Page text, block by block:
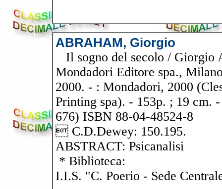
ABRAHAM, Giorgio
Il sogno del secolo / Giorgio
Mondadori Editore spa.,
2000. - : Mondadori, 2000
Printing spa). - 153p. ; 19 cm.
676) ISBN 88-04-48524-8
 C.D.Dewey: 150.195.
ABSTRACT: Psicanalisi
* Biblioteca:
I.I.S. "C. Poerio - Sede